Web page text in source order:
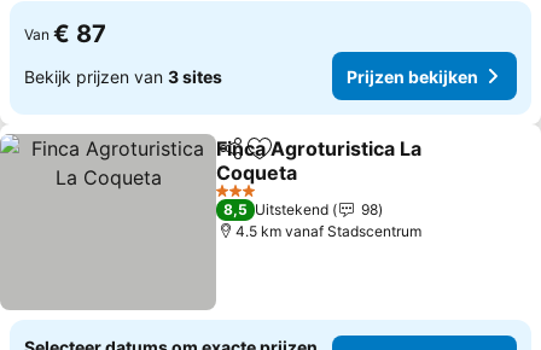
Van € 87
Bekijk prijzen van 3 sites Prijzen bekijken
DelenToevoegen aan favorieten
Finca Agroturistica La
Coqueta
3 Sterren
8,5 Uitstekend
98
4.5 km vanaf Stadscentrum